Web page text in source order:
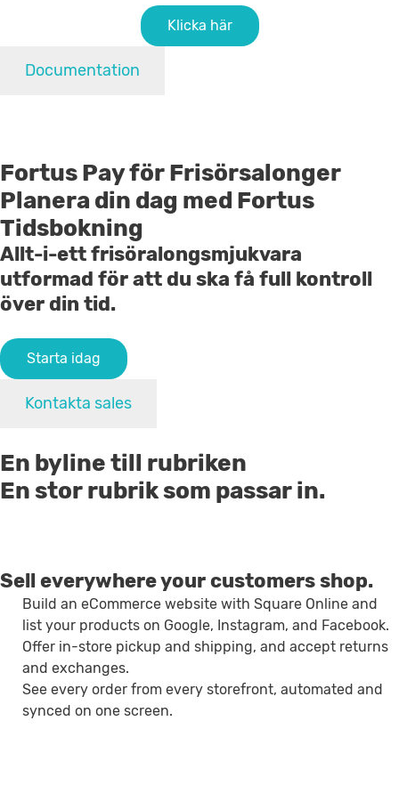
Klicka här
Documentation
Fortus Pay för Frisörsalonger
Planera din dag med Fortus
Tidsbokning
Allt-i-ett frisöralongsmjukvara
utformad för att du ska få full kontroll
över din tid.
Starta idag
Kontakta sales
En byline till rubriken
En stor rubrik som passar in.
Sell everywhere your customers shop.
Build an eCommerce website with Square Online and
list your products on Google, Instagram, and Facebook.
Offer in-store pickup and shipping, and accept returns
and exchanges.
See every order from every storefront, automated and
synced on one screen.